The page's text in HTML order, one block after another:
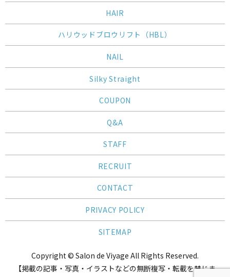
HAIR
ハリウッドブロウリフト（HBL）
NAIL
Silky Straight
COUPON
Q&A
STAFF
RECRUIT
CONTACT
PRIVACY POLICY
SITEMAP
Copyright © Salon de Viyage All Rights Reserved.
【掲載の記事・写真・イラストなどの無断複写・転載を禁じま